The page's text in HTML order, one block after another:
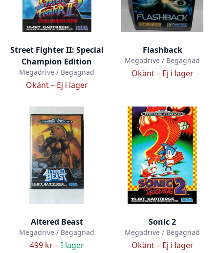
Street Fighter II: Special
Champion Edition
Megadrive / Begagnad
Okänt – Ej i lager
Flashback
Megadrive / Begagnad
Okänt – Ej i lager
Altered Beast
Megadrive / Begagnad
499 kr –I lager
Sonic 2
Megadrive / Begagnad
Okänt – Ej i lager